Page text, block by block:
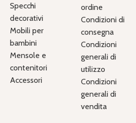
Specchi
decorativi
Mobili per
bambini
Mensole e
contenitori
Accessori
ordine
Condizioni di
consegna
Condizioni
generali di
utilizzo
Condizioni
generali di
vendita